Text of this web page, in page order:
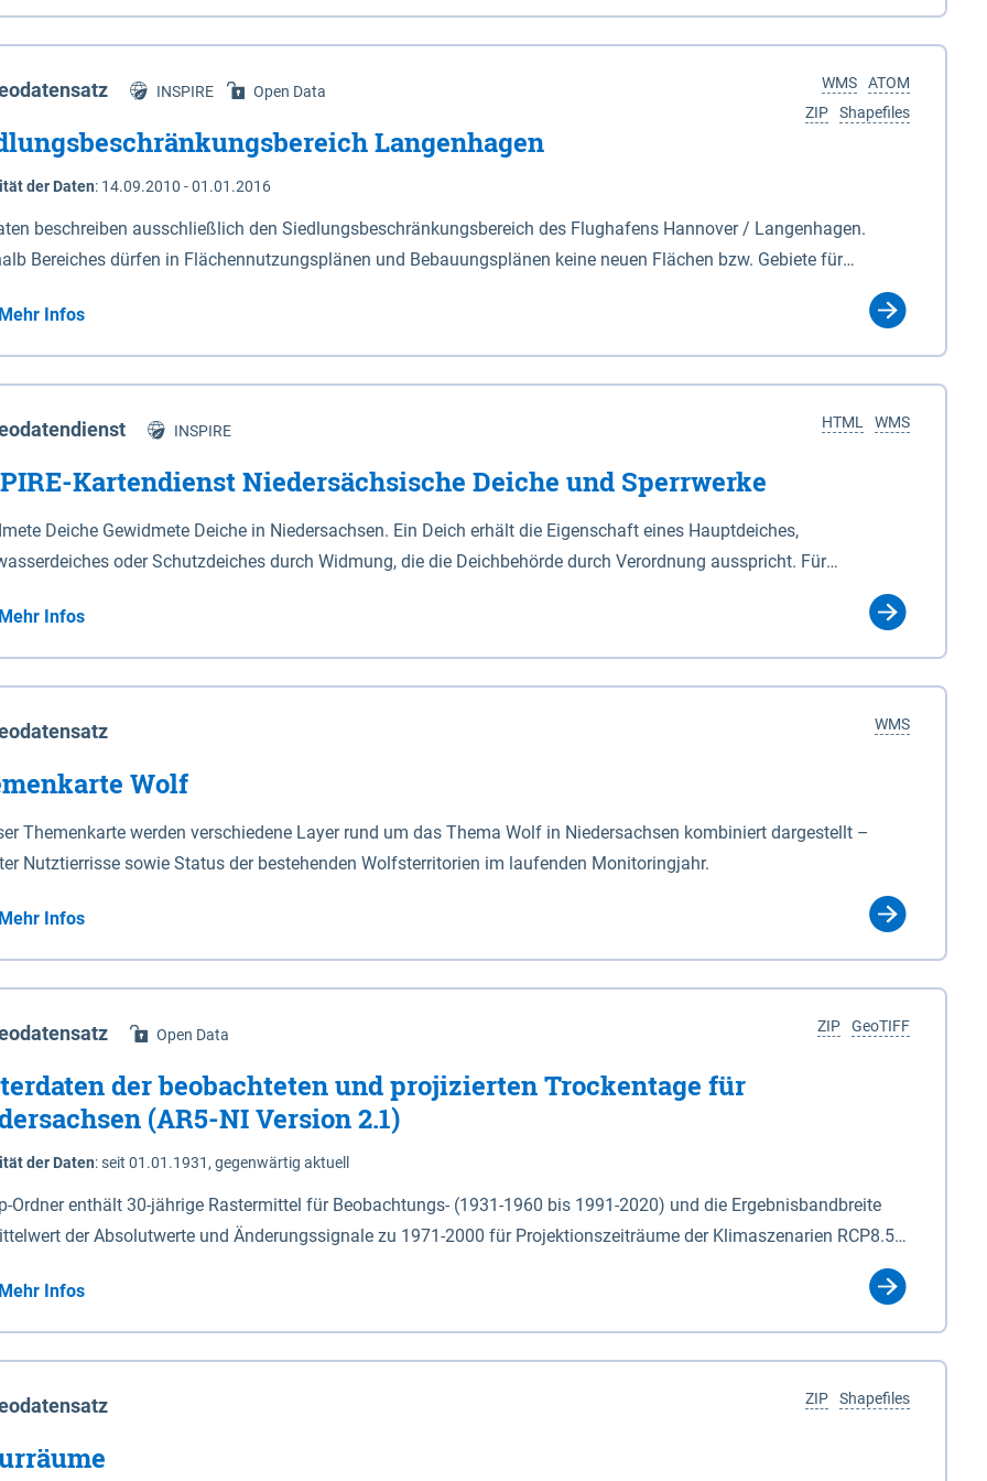
Niedersachsen (vgl. Abb. 4-1) entlang der Elbe zwischen Schnackenburg im Osten und Hohnstorf (Elbe) im Westen
472,5 bei Schnackenburg bis 569 bei Lauenburg). Das Biosphärenreservat umfasst Teile der Landkreise
Dannenberg und Lüneburg.
ATOM
WMS
Shapefiles
ZIP
INSPIRE Open Data
Langenhagen
der Daten: 14.09.2010 - 01.01.2016
beschreiben ausschließlich den Siedlungsbeschränkungsbereich des Flughafens Hannover / Langenhagen.
Bereiches dürfen in Flächennutzungsplänen und Bebauungsplänen keine neuen Flächen bzw. Gebiete für
Mehr Infos
WMS
HTML
INSPIRE
Kartendienst Niedersächsische Deiche und Sperrwerke
Deiche Gewidmete Deiche in Niedersachsen. Ein Deich erhält die Eigenschaft eines Hauptdeiches,
oder Schutzdeiches durch Widmung, die die Deichbehörde durch Verordnung ausspricht. Für
Deiche gelten die Bestimmungen des Niedersächsischen Deichgesetzes (NDG). Die Widmung "2.Deichlinie" ist
Sperrwerke Sperrwerke sind Bauwerke mit Sperrvorrichtungen in Tidegewässern, die dem
eines Gebietes vor erhöhten Tiden, vor allem vor Sturmfluten, zu dienen bestimmt sind (§2 Abs.3 NDG). Ein Bauwerk
Art erhält die Eigenschaft eines Sperrwerkes durch Widmung, die die Deichbehörde durch Verordnung
Mehr Infos
WMS
Wolf
Themenkarte werden verschiedene Layer rund um das Thema Wolf in Niedersachsen kombiniert dargestellt –
Nutztierrisse sowie Status der bestehenden Wolfsterritorien im laufenden Monitoringjahr.
Mehr Infos
GeoTIFF
ZIP
Open Data
der beobachteten und projizierten Trockentage für
(AR5-NI Version 2.1)
der Daten:seit 01.01.1931, gegenwärtig aktuell
Ordner enthält 30-jährige Rastermittel für Beobachtungs- (1931-1960 bis 1991-2020) und die Ergebnisbandbreite
der Absolutwerte und Änderungssignale zu 1971-2000 für Projektionszeiträume der Klimaszenarien RCP8.5
(Jun. - Aug.) - au: Herbst (Sep. - Nov.) - wi: Winter (Dez. - Feb.) - hyr:
Jahr (Nov. - Okt.) - hsu: Hydrologisches Sommerhalbjahr (Mai - Okt.) - hwi: Hydrologisches Winterhalbjahr
- vd: Vegetationsruhe (Okt. - Mär.) Neben den Rasterdaten ist eine
zu den Dateinamen und für eine Darstellung im GIS eine Klassifizierung der Rasterdaten mit Klassenname und
code gegeben.
Mehr Infos
Shapefiles
ZIP